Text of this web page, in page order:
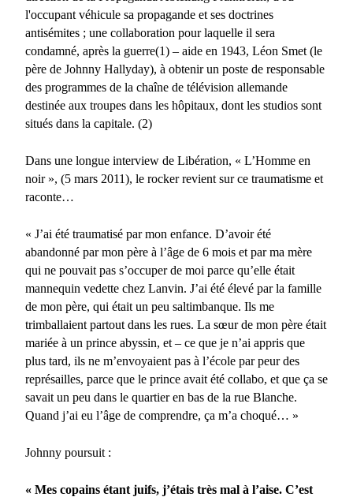
l'occupant véhicule sa propagande et ses doctrines
antisémites ; une collaboration pour laquelle il sera
condamné, après la guerre(1) – aide en 1943, Léon Smet (le
père de Johnny Hallyday), à obtenir un poste de responsable
des programmes de la chaîne de télévision allemande
destinée aux troupes dans les hôpitaux, dont les studios sont
situés dans la capitale. (2)
Dans une longue interview de Libération, « L’Homme en
noir », (5 mars 2011), le rocker revient sur ce traumatisme et
raconte…
« J’ai été traumatisé par mon enfance. D’avoir été
abandonné par mon père à l’âge de 6 mois et par ma mère
qui ne pouvait pas s’occuper de moi parce qu’elle était
mannequin vedette chez Lanvin. J’ai été élevé par la famille
de mon père, qui était un peu saltimbanque. Ils me
trimballaient partout dans les rues. La sœur de mon père était
mariée à un prince abyssin, et – ce que je n’ai appris que
plus tard, ils ne m’envoyaient pas à l’école par peur des
représailles, parce que le prince avait été collabo, et que ça se
savait un peu dans le quartier en bas de la rue Blanche.
Quand j’ai eu l’âge de comprendre, ça m’a choqué… »
Johnny poursuit :
« Mes copains étant juifs, j’étais très mal à l’aise. C’est